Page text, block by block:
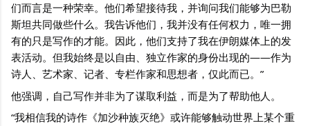
们而言是一种荣幸。他们希望接待我，并询问我们能够为巴勒
斯坦共同做些什么。我告诉他们，我并没有任何权力，唯一拥
有的只是写作的才能。因此，他们支持了我在伊朗媒体上的发
表活动。但我始终是以自由、独立作家的身份出现的——作为
诗人、艺术家、记者、专栏作家和思想者，仅此而已。”
他强调，自己写作并非为了谋取利益，而是为了帮助他人。
“我相信我的诗作《加沙种族灭绝》或许能够触动世界上某个重